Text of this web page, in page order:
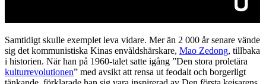
Samtidigt skulle exemplet leva vidare. Mer än 2 000 år senare vände
sig det kommunistiska Kinas envåldshärskare, Mao Zedong, tillbaka
i historien. När han på 1960-talet satte igång ”Den stora proletära
kulturrevolutionen” med avsikt att rensa ut feodalt och borgerligt